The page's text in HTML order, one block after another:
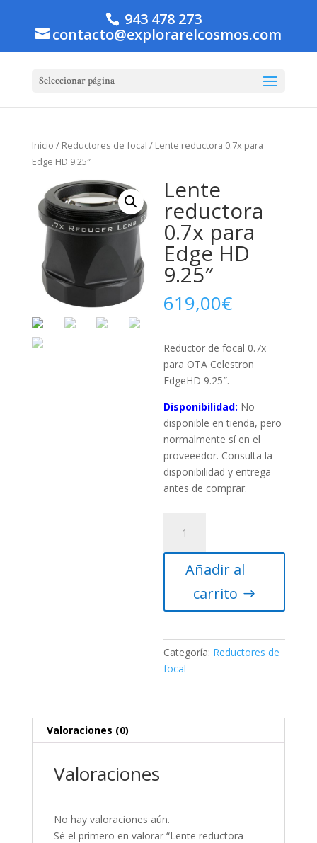
943 478 273
contacto@explorarelcosmos.com
Seleccionar página
Inicio / Reductores de focal / Lente reductora 0.7x para
Edge HD 9.25″
Lente
reductora
0.7x para
Edge HD
9.25″
619,00€
Reductor de focal 0.7x
para OTA Celestron
EdgeHD 9.25″.
Disponibilidad: No
disponible en tienda, pero
normalmente sí en el
proveeedor. Consulta la
disponibilidad y entrega
antes de comprar.
reductora
0.7x
Añadir al
carrito
Categoría: Reductores de
focal
Valoraciones (0)
Valoraciones
No hay valoraciones aún.
Sé el primero en valorar “Lente reductora